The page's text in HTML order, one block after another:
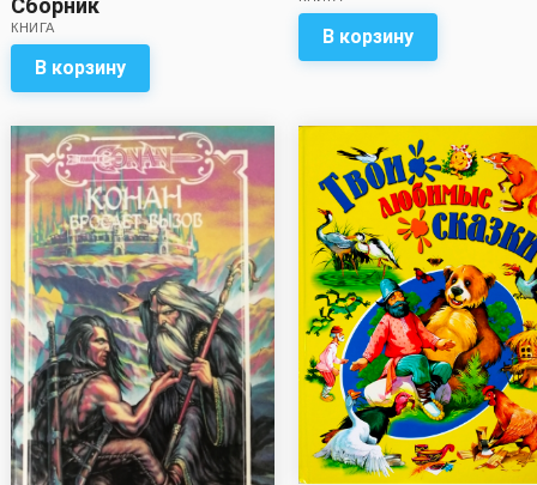
Сборник
КНИГА
В корзину
В корзину